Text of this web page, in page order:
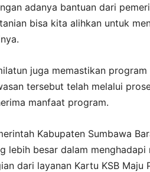
adanya bantuan dari
bisa kita alihkan untuk
juga memastikan
tersebut telah melalui
manfaat program.
Kabupaten Sumbawa
lebih besar dalam
dari layanan Kartu KSB